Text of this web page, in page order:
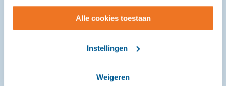
wijzigen.
Alle cookies toestaan
Instellingen
Weigeren